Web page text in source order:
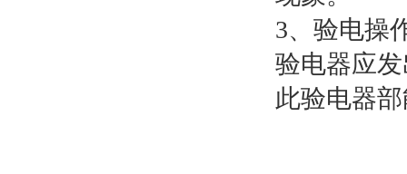
3、验电操
验电器应
此验电器